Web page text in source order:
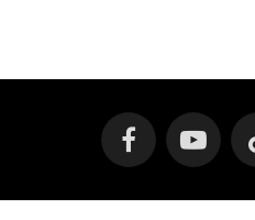
FacebookYouTube